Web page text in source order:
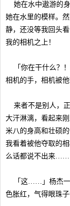
她在水中遨游的身
她在水里的模样。
静，还没等我回头
我的相机之上！
「你在干什么？！
相机的手，相机被他
来者不是别人，正
大汗淋漓，看起来
米八的身高和壮硕
我看着被他夺取的
么话都说不出来……
「这……」杨杰一
色胀红，气得眼珠子